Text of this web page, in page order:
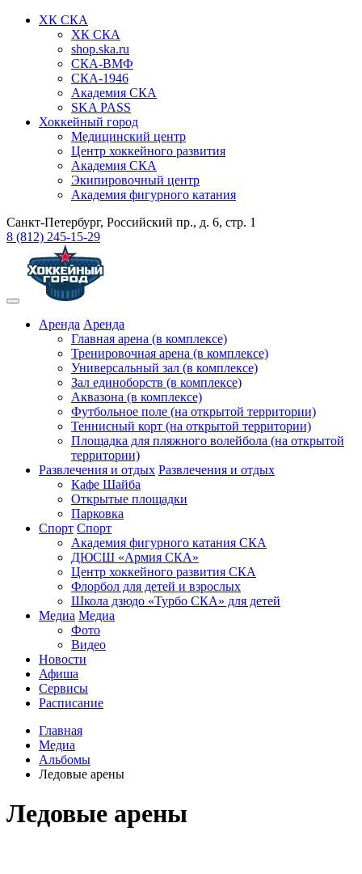
ХК СКА
ХК СКА
shop.ska.ru
СКА-ВМФ
СКА-1946
Академия СКА
SKA PASS
Хоккейный город
Медицинский центр
Центр хоккейного развития
Академия СКА
Экипировочный центр
Академия фигурного катания
Санкт-Петербург, Российский пр., д. 6, стр. 1
8 (812) 245-15-29
Аренда Аренда
Главная арена (в комплексе)
Тренировочная арена (в комплексе)
Универсальный зал (в комплексе)
Зал единоборств (в комплексе)
Аквазона (в комплексе)
Футбольное поле (на открытой территории)
Теннисный корт (на открытой территории)
Площадка для пляжного волейбола (на открытой
территории)
Развлечения и отдых Развлечения и отдых
Кафе Шайба
Открытые площадки
Парковка
Спорт Спорт
Академия фигурного катания СКА
ДЮСШ «Армия СКА»
Центр хоккейного развития СКА
Флорбол для детей и взрослых
Школа дзюдо «Турбо СКА» для детей
Медиа Медиа
Фото
Видео
Новости
Афиша
Сервисы
Расписание
Главная
Медиа
Альбомы
Ледовые арены
Ледовые арены